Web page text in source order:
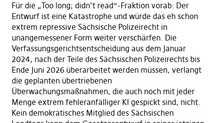
Für die „Too long; didn’t read“-Fraktion vorab: Der
Entwurf ist eine Katastrophe und würde das eh schon
extrem repressive Sächsische Polizeirecht in
unangemessener Form weiter verschärfen. Die
Verfassungsgerichtsentscheidung aus dem Januar
2024, nach der Teile des Sächsischen Polizeirechts bis
Ende Juni 2026 überarbeitet werden müssen, verlangt
die geplanten übertriebenen
Überwachungsmaßnahmen, die auch noch mit jeder
Menge extrem fehleranfälliger KI gespickt sind, nicht.
Kein demokratisches Mitglied des Sächsischen